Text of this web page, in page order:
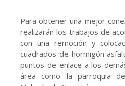
Para obtener una mejor
realizarán los trabajos de
con una remoción y
cuadrados de hormigón
puntos de enlace a los
área como la parroquia